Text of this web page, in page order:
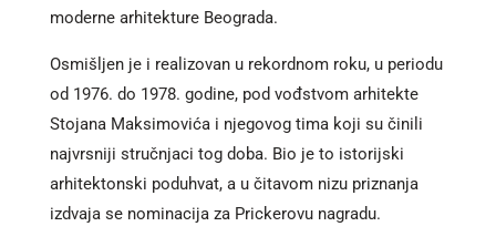
moderne arhitekture Beograda.
Osmišljen je i realizovan u rekordnom roku, u periodu
od 1976. do 1978. godine, pod vođstvom arhitekte
Stojana Maksimovića i njegovog tima koji su činili
najvrsniji stručnjaci tog doba. Bio je to istorijski
arhitektonski poduhvat, a u čitavom nizu priznanja
izdvaja se nominacija za Prickerovu nagradu.